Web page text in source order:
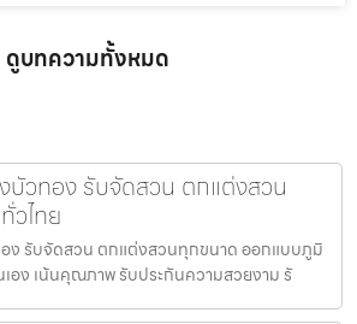
ดูบทความทั้งหมด
บัวทอง รับจัดสวน ตกแต่งสวน
ไทย
ง รับจัดสวน ตกแต่งสวนทุกขนาด ออกแบบภูมิ
อง เน้นคุณภาพ รับประกันความสวยงาม รั